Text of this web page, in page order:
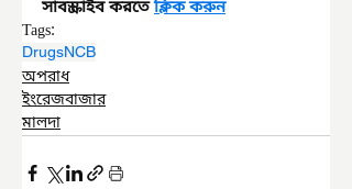
সাবস্ক্রাইব করতে ক্লিক করুন
Tags:
DrugsNCB
অপরাধ
ইংরেজবাজার
মালদা